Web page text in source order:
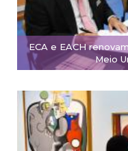
ECA e EACH
Meio